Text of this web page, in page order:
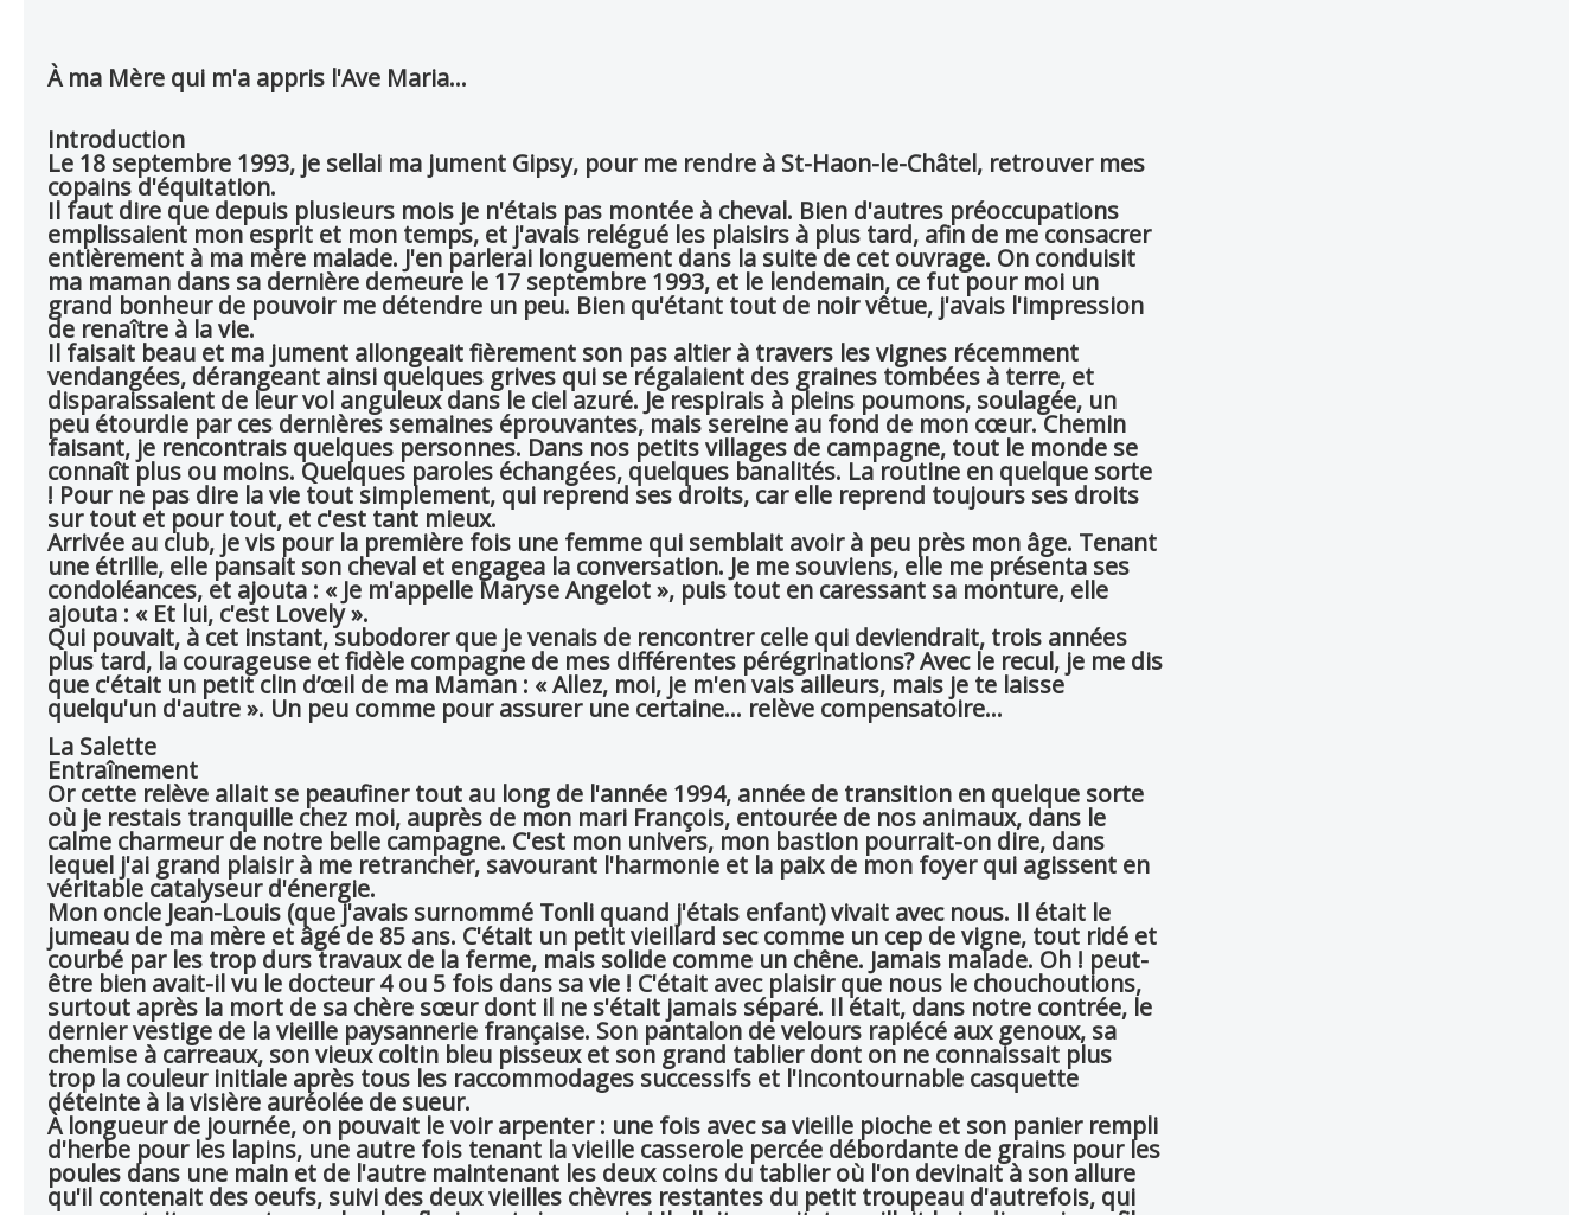
À ma Mère qui m'a appris l'Ave Maria…
Introduction
Le 18 septembre 1993, je sellai ma jument Gipsy, pour me rendre à St-Haon-le-Châtel, retrouver mes
copains d'équitation.
Il faut dire que depuis plusieurs mois je n'étais pas montée à cheval. Bien d'autres préoccupations
emplissaient mon esprit et mon temps, et j'avais relégué les plaisirs à plus tard, afin de me consacrer
entièrement à ma mère malade. J'en parlerai longuement dans la suite de cet ouvrage. On conduisit
ma maman dans sa dernière demeure le 17 septembre 1993, et le lendemain, ce fut pour moi un
grand bonheur de pouvoir me détendre un peu. Bien qu'étant tout de noir vêtue, j'avais l'impression
de renaître à la vie.
Il faisait beau et ma jument allongeait fièrement son pas altier à travers les vignes récemment
vendangées, dérangeant ainsi quelques grives qui se régalaient des graines tombées à terre, et
disparaissaient de leur vol anguleux dans le ciel azuré. Je respirais à pleins poumons, soulagée, un
peu étourdie par ces dernières semaines éprouvantes, mais sereine au fond de mon cœur. Chemin
faisant, je rencontrais quelques personnes. Dans nos petits villages de campagne, tout le monde se
connaît plus ou moins. Quelques paroles échangées, quelques banalités. La routine en quelque sorte
! Pour ne pas dire la vie tout simplement, qui reprend ses droits, car elle reprend toujours ses droits
sur tout et pour tout, et c'est tant mieux.
Arrivée au club, je vis pour la première fois une femme qui semblait avoir à peu près mon âge. Tenant
une étrille, elle pansait son cheval et engagea la conversation. Je me souviens, elle me présenta ses
condoléances, et ajouta : « Je m'appelle Maryse Angelot », puis tout en caressant sa monture, elle
ajouta : « Et lui, c'est Lovely ».
Qui pouvait, à cet instant, subodorer que je venais de rencontrer celle qui deviendrait, trois années
plus tard, la courageuse et fidèle compagne de mes différentes pérégrinations? Avec le recul, je me dis
que c'était un petit clin d’œil de ma Maman : « Allez, moi, je m'en vais ailleurs, mais je te laisse
quelqu'un d'autre ». Un peu comme pour assurer une certaine... relève compensatoire...
La Salette
Entraînement
Or cette relève allait se peaufiner tout au long de l'année 1994, année de transition en quelque sorte
où je restais tranquille chez moi, auprès de mon mari François, entourée de nos animaux, dans le
calme charmeur de notre belle campagne. C'est mon univers, mon bastion pourrait-on dire, dans
lequel j'ai grand plaisir à me retrancher, savourant l'harmonie et la paix de mon foyer qui agissent en
véritable catalyseur d'énergie.
Mon oncle Jean-Louis (que j'avais surnommé Tonli quand j'étais enfant) vivait avec nous. Il était le
jumeau de ma mère et âgé de 85 ans. C'était un petit vieillard sec comme un cep de vigne, tout ridé et
courbé par les trop durs travaux de la ferme, mais solide comme un chêne. Jamais malade. Oh ! peut-
être bien avait-il vu le docteur 4 ou 5 fois dans sa vie ! C'était avec plaisir que nous le chouchoutions,
surtout après la mort de sa chère sœur dont il ne s'était jamais séparé. Il était, dans notre contrée, le
dernier vestige de la vieille paysannerie française. Son pantalon de velours rapiécé aux genoux, sa
chemise à carreaux, son vieux coltin bleu pisseux et son grand tablier dont on ne connaissait plus
trop la couleur initiale après tous les raccommodages successifs et l'incontournable casquette
déteinte à la visière auréolée de sueur.
À longueur de journée, on pouvait le voir arpenter : une fois avec sa vieille pioche et son panier rempli
d'herbe pour les lapins, une autre fois tenant la vieille casserole percée débordante de grains pour les
poules dans une main et de l'autre maintenant les deux coins du tablier où l'on devinait à son allure
qu'il contenait des oeufs, suivi des deux vieilles chèvres restantes du petit troupeau d'autrefois, qui